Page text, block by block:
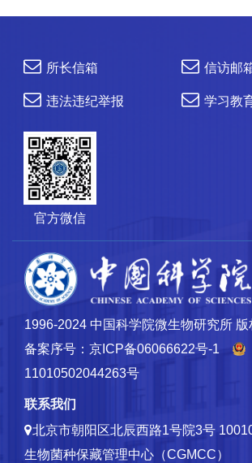
所长信箱 信访邮
违法违纪举报 学习教
官方微信
1996-2024 中国科学院微生物研究所 版
备案序号：京ICP备06066622号-1
11010502044263号
联系我们
北京市朝阳区北辰西路1号院3号
生物菌种保藏管理中心（CGMCC）